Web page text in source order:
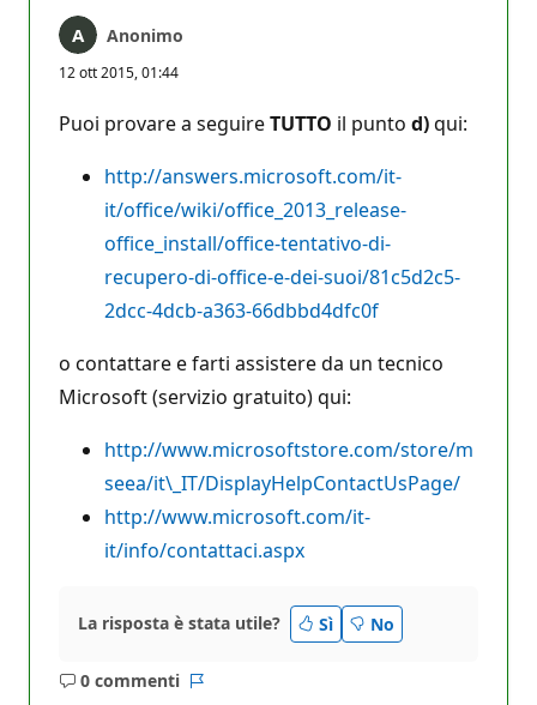
Anonimo
12 ott 2015, 01:44
Puoi provare a seguireTUTTO il punto d)qui:
http://answers.microsoft.com/it-
it/office/wiki/office_2013_release-
office_install/office-tentativo-di-
recupero-di-office-e-dei-suoi/81c5d2c5-
2dcc-4dcb-a363-66dbbd4dfc0f
o contattare e farti assistere da un tecnico
Microsoft (servizio gratuito) qui:
http://www.microsoftstore.com/store/m
seea/it\_IT/DisplayHelpContactUsPage/
http://www.microsoft.com/it-
it/info/contattaci.aspx
La risposta è stata utile? Sì No
0 commenti
Nessun